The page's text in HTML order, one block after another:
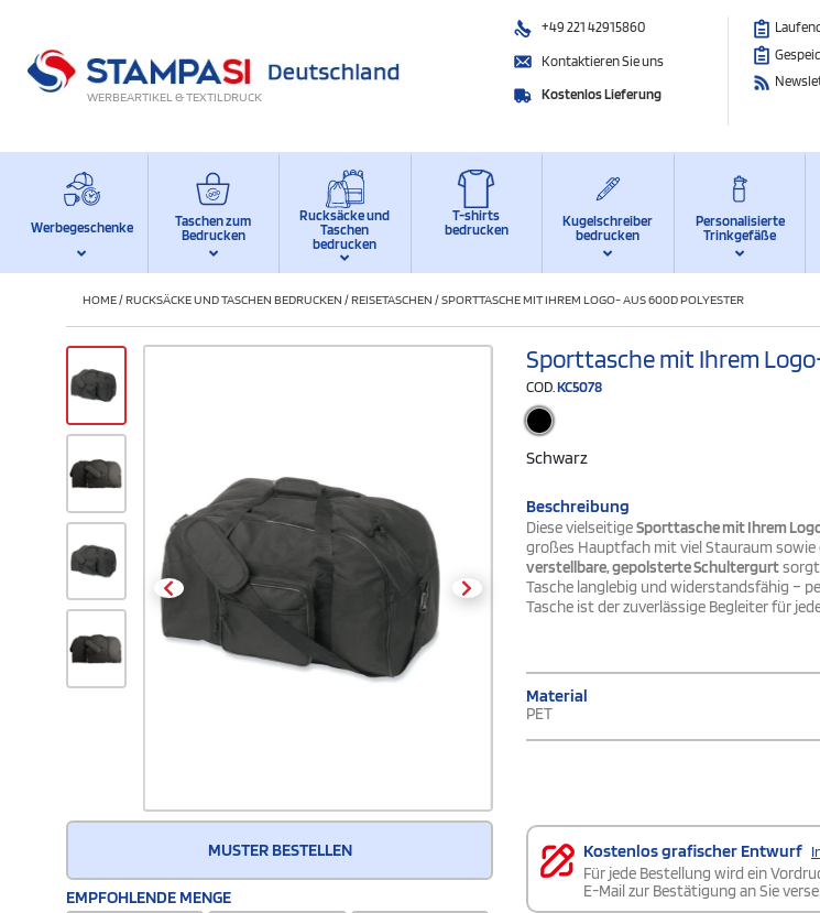
WERBEARTIKEL & TEXTILDRUCK
+49 221 42915860
Kontaktieren Sie uns
Kostenlos Lieferung
Werbegeschenke
Taschen zum
Bedrucken
Rucksäcke und
Taschen
bedrucken
T-shirts
bedrucken
Kugelschreiber
bedrucken
Personalisierte
Trinkgefäße
HOME/RUCKSÄCKE UND TASCHEN BEDRUCKEN /REISETASCHEN /SPORTTASCHE MIT IHREM LOGO- AUS 600D POLYESTER
MUSTER BESTELLEN
EMPFOHLENDE MENGE
Sporttasche mit Ihrem
COD.KC5078
Schwarz
Beschreibung
Diese vielseitigeSporttasche mit Ihrem
großes Hauptfach mit viel Stauraum sowie
verstellbare, gepolsterte Schultergurt
Tasche langlebig und widerstandsfähig –
Tasche ist der zuverlässige Begleiter für
Material
PET
Kostenlos grafischer Entwurf
Für jede Bestellung wird ein
E-Mail zur Bestätigung an Sie